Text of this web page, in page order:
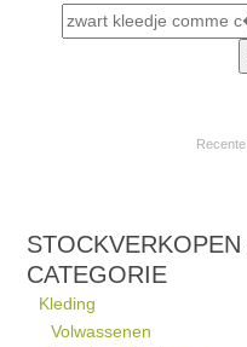
CATEGORIE
Kleding
Volwassenen